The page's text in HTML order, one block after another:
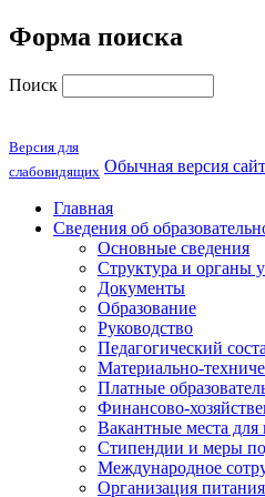
Форма поиска
Поиск
Версия для
слабовидящих Обычная версия
Главная
Сведения об
Основные сведения
Структура и органы
Документы
Образование
Руководство
Педагогический
Материально-
Платные
Финансово-
Вакантные места
Стипендии и меры
Международное
Организация